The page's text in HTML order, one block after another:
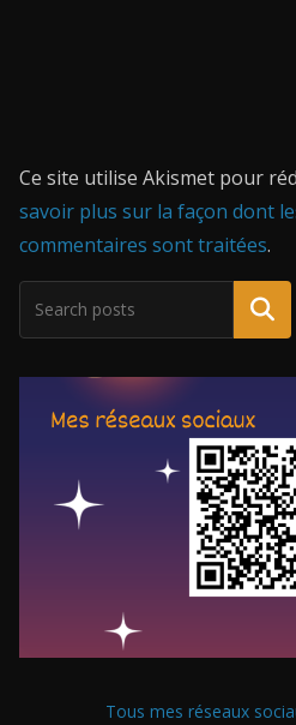
Ce site utilise Akismet pour
savoir plus sur la façon dont
commentaires sont traitées.
Tous mes réseaux